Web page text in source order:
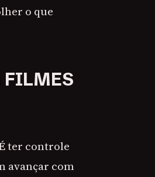
o que
FILMES
ter controle
avançar com